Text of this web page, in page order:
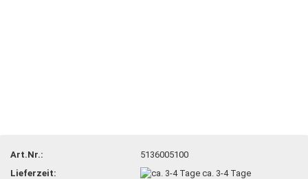
Art.Nr.:
5136005100
Lieferzeit:
ca. 3-4 Tage